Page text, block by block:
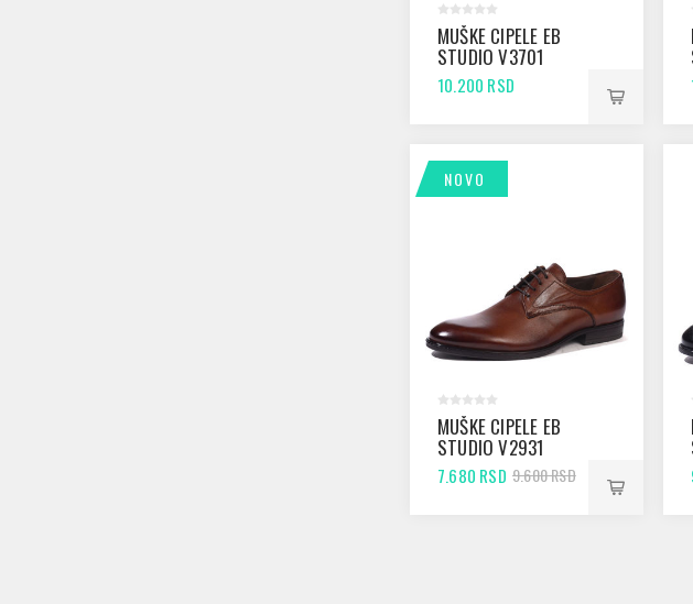
MUŠKE CIPELE EB
STUDIO V3701
CRNE
10.200 RSD
NOVO
MUŠKE CIPELE EB
STUDIO V2931
ANTIK
7.680 RSD 9.600 RSD